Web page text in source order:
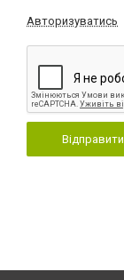
Авторизуватись
Відправити